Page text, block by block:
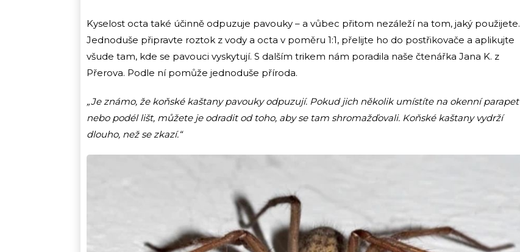
Kyselost octa také účinně odpuzuje pavouky – a vůbec přitom nezáleží na tom, jaký použijete.
Jednoduše připravte roztok z vody a octa v poměru 1:1, přelijte ho do postřikovače a aplikujte
všude tam, kde se pavouci vyskytují. S dalším trikem nám poradila naše čtenářka Jana K. z
Přerova. Podle ní pomůže jednoduše příroda.
„Je známo, že koňské kaštany pavouky odpuzují. Pokud jich několik umístíte na okenní parapet
nebo podél lišt, můžete je odradit od toho, aby se tam shromažďovali. Koňské kaštany vydrží
dlouho, než se zkazí.“